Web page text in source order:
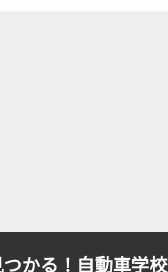
かる！自動車学校